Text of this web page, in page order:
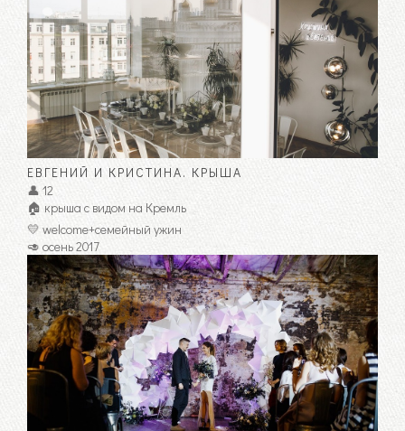
ЕВГЕНИЙ И КРИСТИНА. КРЫША
👤 12
🏠 крыша с видом на Кремль
💛 welcome+семейный ужин
🥑 осень 2017